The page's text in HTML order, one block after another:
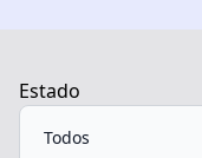
Estado